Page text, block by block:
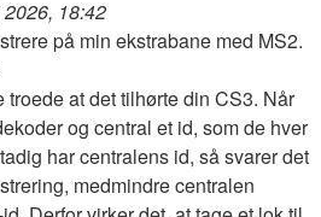
18:42
på min ekstrabane med MS2.
at det tilhørte din CS3. Når
og central et id, som de hver
har centralens id, så svarer det
medmindre centralen